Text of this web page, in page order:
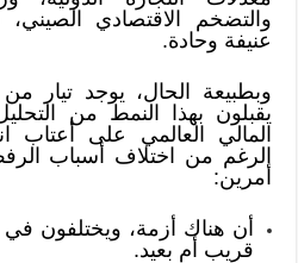
والتضخم الاقتصادي
عنيفة وحادة.
وبطبيعة الحال، يوجد تيار من
يقبلون بهذا النمط من
المالي العالمي على أعتاب
الرغم من اختلاف أسباب
أمرين:
أن هناك أزمة، ويختلفون
قريب أم بعيد.